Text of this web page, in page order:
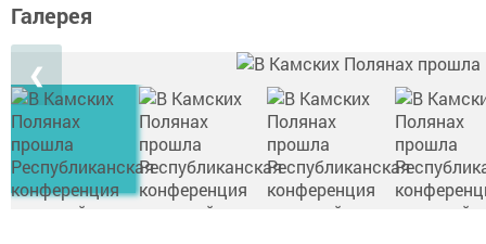
Галерея
❮